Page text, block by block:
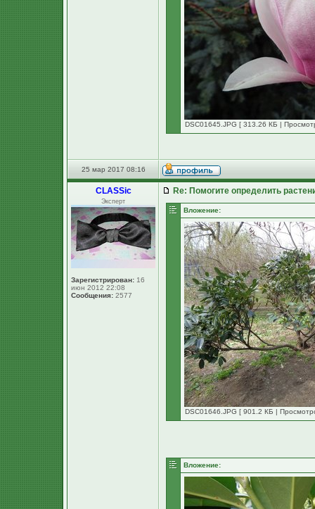
DSC01645.JPG [ 313.26 КБ |
25 мар 2017 08:16
CLASSic
Эксперт
Зарегистрирован: 16
июн 2012 22:08
Сообщения: 2577
Re: Помогите определить
Вложение:
DSC01646.JPG [ 901.2 КБ |
Вложение: